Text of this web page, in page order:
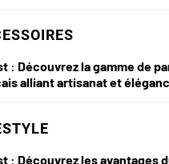
: Découvrez la gamme de
alliant artisanat et
: Découvrez les avantages